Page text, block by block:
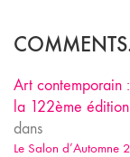
Art contemporain
la 122ème
dans
Le Salon d’Automne